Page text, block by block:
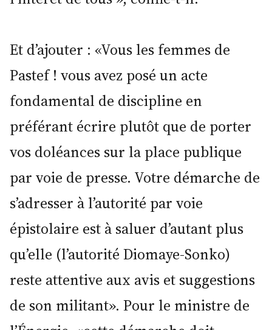
Et d’ajouter : «Vous les femmes de
Pastef ! vous avez posé un acte
fondamental de discipline en
préférant écrire plutôt que de porter
vos doléances sur la place publique
par voie de presse. Votre démarche de
s’adresser à l’autorité par voie
épistolaire est à saluer d’autant plus
qu’elle (l’autorité Diomaye-Sonko)
reste attentive aux avis et suggestions
de son militant». Pour le ministre de